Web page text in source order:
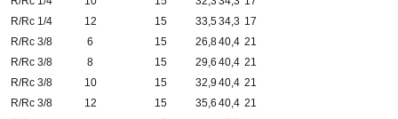
R/Rc 1/4
12 15 33,534,3 17
R/Rc 3/8
6 15 26,840,4 21
R/Rc 3/8
8 15 29,6 40,4 21
R/Rc 3/8
10 15 32,9 40,4 21
R/Rc 3/8
12 15 35,6 40,4 21